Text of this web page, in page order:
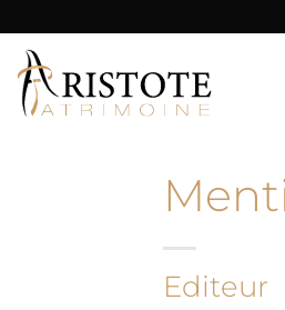
au
contenu
Editeur